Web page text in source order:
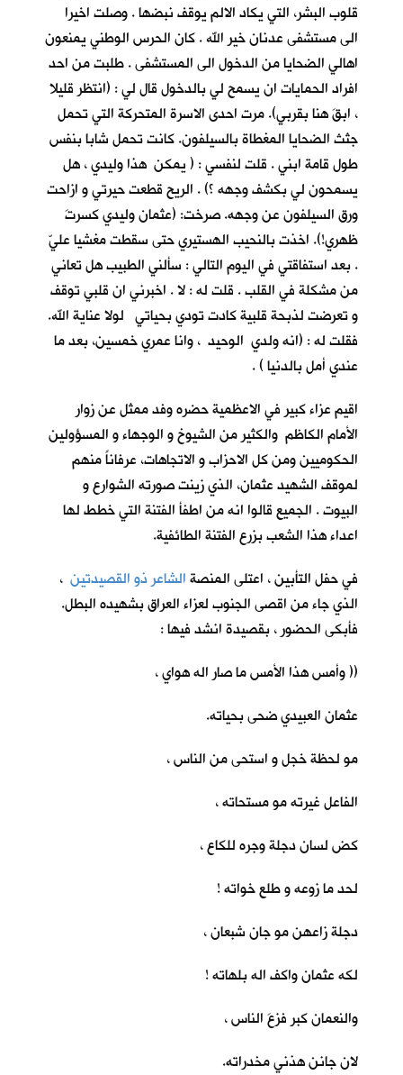
قلوب البشر، التي يكاد الالم يوقف نبضها . وصلت اخيرا
الى مستشفى عدنان خير الله . كان الحرس الوطني يمنعون
اهالي الضحايا من الدخول الى المستشفى . طلبت من احد
افراد الحمايات ان يسمح لي بالدخول قال لي : (انتظر قليلا
، ابقَ هنا بقربي). مرت احدى الاسرة المتحركة التي تحمل
جثث الضحايا المغطاة بالسيلفون. كانت تحمل شابا بنفس
طول قامة ابني . قلت لنفسي : ( يمكن هذا وليدي ، هل
يسمحون لي بكشف وجهه ؟) . الريح قطعت حيرتي و ازاحت
ورق السيلفون عن وجهه. صرخت: (عثمان وليدي كسرتَ
ظهري!). اخذت بالنحيب الهستيري حتى سقطت مغشيا عليّ
. بعد استفاقتي في اليوم التالي : سألني الطبيب هل تعاني
من مشكلة في القلب . قلت له : لا . اخبرني ان قلبي توقف
و تعرضت لذبحة قلبية كادت تودي بحياتي لولا عناية الله.
فقلت له : (انه ولدي الوحيد ، وانا عمري خمسين، بعد ما
عندي أمل بالدنيا ) .
اقيم عزاء كبير في الاعظمية حضره وفد ممثل عن زوار
الأمام الكاظم والكثير من الشيوخ و الوجهاء و المسؤولين
الحكوميين ومن كل الاحزاب و الاتجاهات، عرفاناً منهم
لموقف الشهيد عثمان، الذي زينت صورته الشوارع و
البيوت . الجميع قالوا انه من اطفأ الفتنة التي خطط لها
اعداء هذا الشعب بزرع الفتنة الطائفية.
في حفل التأبين ، اعتلى المنصةالشاعر ذو القصيدتين ،
الذي جاء من اقصى الجنوب لعزاء العراق بشهيده البطل.
فأبكى الحضور ، بقصيدة انشد فيها :
(( وأمس هذا الأمس ما صار اله هواي ،
عثمان العبيدي ضحى بحياته.
مو لحظة خجل و استحى من الناس ،
الفاعل غيرته مو مستحاته ،
كض لسان دجلة وجره للكاع ،
لحد ما زوعه و طلع خواته !
دجلة زاعهن مو جان شبعان ،
لكه عثمان واكف اله بلهاته !
والنعمان كبر فزعَ الناس ،
لان جانن هذني مخدراته.